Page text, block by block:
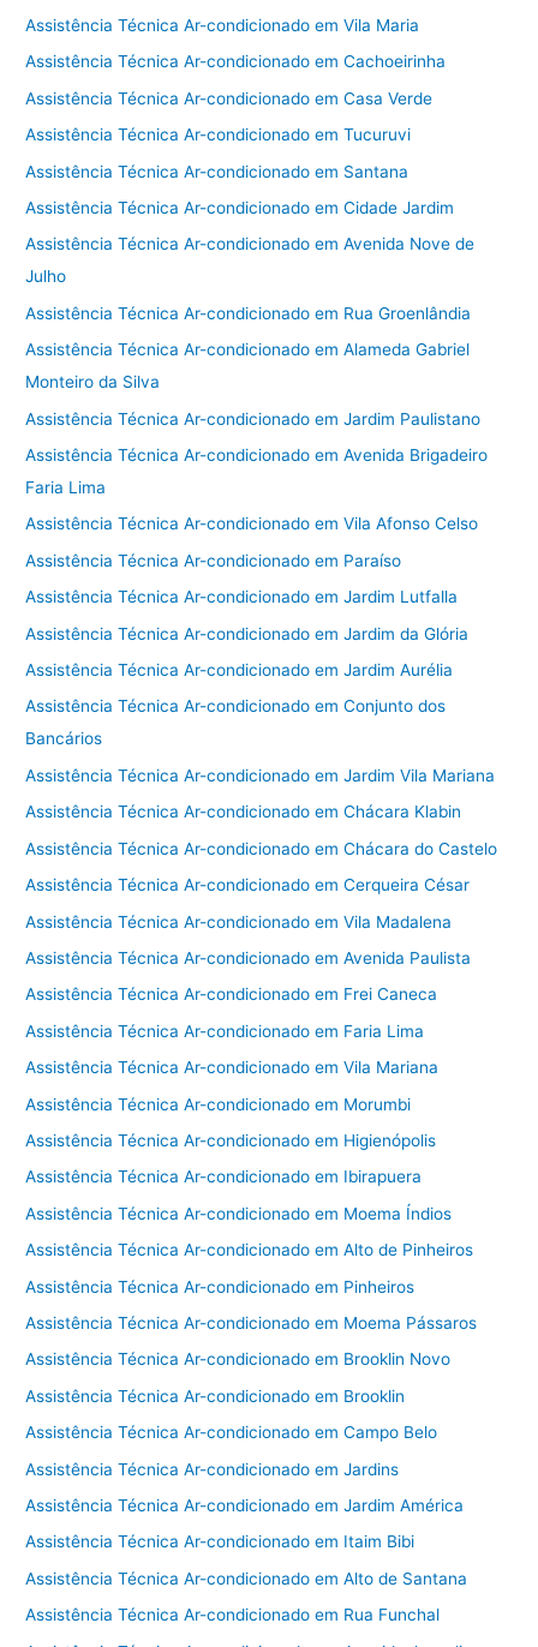
Assistência Técnica Ar-condicionado em Vila Maria
Assistência Técnica Ar-condicionado em Cachoeirinha
Assistência Técnica Ar-condicionado em Casa Verde
Assistência Técnica Ar-condicionado em Tucuruvi
Assistência Técnica Ar-condicionado em Santana
Assistência Técnica Ar-condicionado em Cidade Jardim
Assistência Técnica Ar-condicionado em Avenida Nove de
Julho
Assistência Técnica Ar-condicionado em Rua Groenlândia
Assistência Técnica Ar-condicionado em Alameda Gabriel
Monteiro da Silva
Assistência Técnica Ar-condicionado em Jardim Paulistano
Assistência Técnica Ar-condicionado em Avenida Brigadeiro
Faria Lima
Assistência Técnica Ar-condicionado em Vila Afonso Celso
Assistência Técnica Ar-condicionado em Paraíso
Assistência Técnica Ar-condicionado em Jardim Lutfalla
Assistência Técnica Ar-condicionado em Jardim da Glória
Assistência Técnica Ar-condicionado em Jardim Aurélia
Assistência Técnica Ar-condicionado em Conjunto dos
Bancários
Assistência Técnica Ar-condicionado em Jardim Vila Mariana
Assistência Técnica Ar-condicionado em Chácara Klabin
Assistência Técnica Ar-condicionado em Chácara do Castelo
Assistência Técnica Ar-condicionado em Cerqueira César
Assistência Técnica Ar-condicionado em Vila Madalena
Assistência Técnica Ar-condicionado em Avenida Paulista
Assistência Técnica Ar-condicionado em Frei Caneca
Assistência Técnica Ar-condicionado em Faria Lima
Assistência Técnica Ar-condicionado em Vila Mariana
Assistência Técnica Ar-condicionado em Morumbi
Assistência Técnica Ar-condicionado em Higienópolis
Assistência Técnica Ar-condicionado em Ibirapuera
Assistência Técnica Ar-condicionado em Moema Índios
Assistência Técnica Ar-condicionado em Alto de Pinheiros
Assistência Técnica Ar-condicionado em Pinheiros
Assistência Técnica Ar-condicionado em Moema Pássaros
Assistência Técnica Ar-condicionado em Brooklin Novo
Assistência Técnica Ar-condicionado em Brooklin
Assistência Técnica Ar-condicionado em Campo Belo
Assistência Técnica Ar-condicionado em Jardins
Assistência Técnica Ar-condicionado em Jardim América
Assistência Técnica Ar-condicionado em Itaim Bibi
Assistência Técnica Ar-condicionado em Alto de Santana
Assistência Técnica Ar-condicionado em Rua Funchal